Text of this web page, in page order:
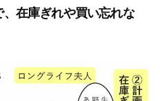
在庫ぎれや買い忘れな